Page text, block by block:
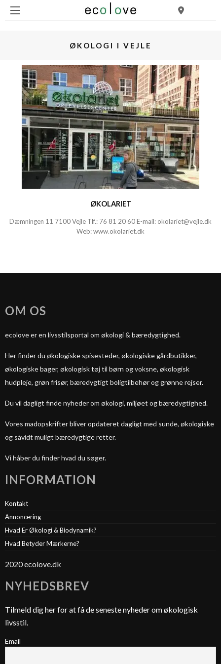
ØKOLOGI I VEJLE
ØKOLARIET
Dæmningen 11 7100 Vejle Tlf.: 76 81 20 60E-mail: okolariet@vejle.dk
Web:www.okolariet.dk
OM OS
ecolove er en livsstilsportal om økologi & bæredygtighed.
Her finder du økologiske spisesteder, økologiske gårdbutikker,
økologiske bager, økologisk tøj til børn og voksne, økologisk
hudpleje, grøn frisør, bæredygtigt boligtilbehør og grønne rejser.
Du vil dagligt finde nyheder om økologi, miljøet og bæredygtighed.
Vores madopskrifter bliver opdateret dagligt med sunde, økologiske
og såvidt muligt bæredygtige retter.
Vi håber du finder hvad du søger.
INFORMATION
Kontakt
Annoncering
Hvad Er Økologi & Biodynamik?
Hvad Betyder Mærkerne?
2020 ecolove.dk
NYHEDSBREV
Tilmeld dig her for at få de seneste nyheder om økologisk
livsstil.
Email